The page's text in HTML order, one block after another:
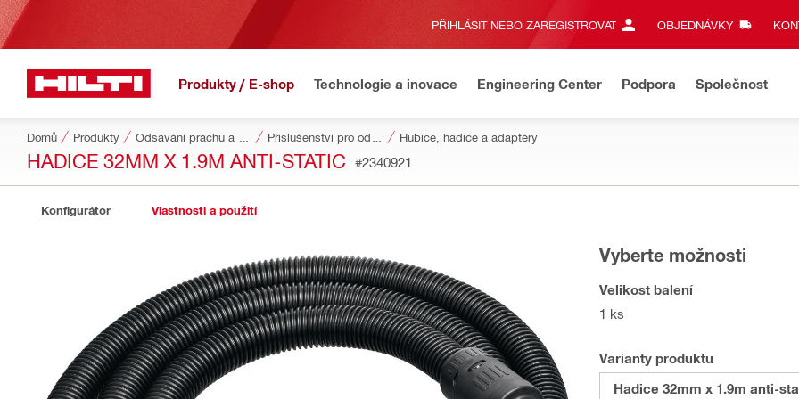
PŘIHLÁSIT NEBO ZAREGISTROVAT OBJEDNÁVKY
Produkty / E-shop Technologie a inovace Engineering Center Podpora Společnost
Domů Produkty Hubice, hadice a adaptéry
HADICE 32MM X 1.9M ANTI-STATIC #2340921
Konfigurátor Vlastnosti a použití
Vyberte možnosti
Velikost balení
1 ks
Varianty produktu
Hadice 32mm x 1.9m anti-